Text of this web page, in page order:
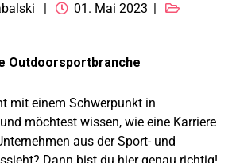
01. Mai 2023
Outdoorsportbranche
mit einem Schwerpunkt in
möchtest wissen, wie eine Karriere
aus der Sport- und